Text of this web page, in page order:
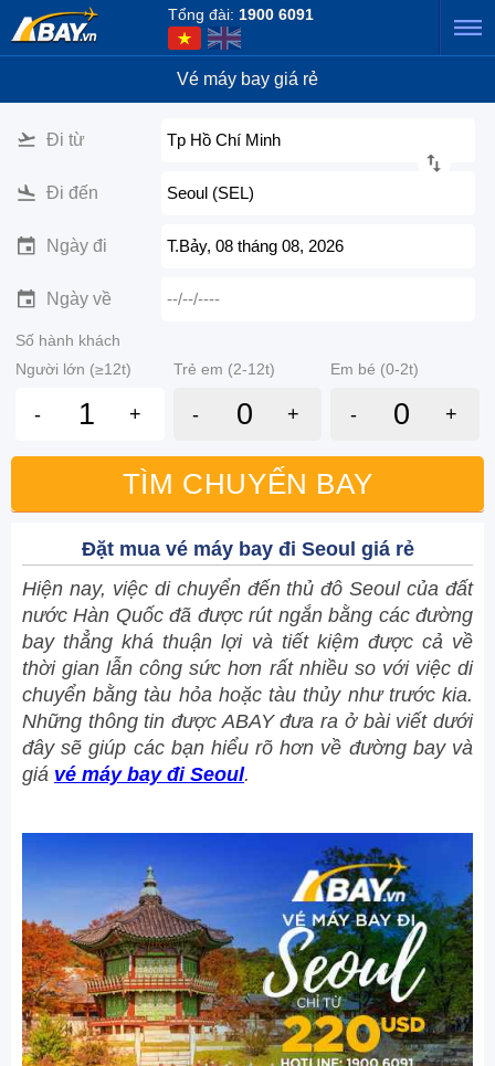
Tổng đài: 1900 6091
Vé máy bay giá rẻ
Đi từ Tp Hồ Chí Minh
Đi đến Seoul (SEL)
Ngày đi T.Bảy, 08 tháng 08, 2026
Ngày về --/--/----
Số hành khách
Người lớn (≥12t)
Trẻ em (2-12t) Em bé (0-2t)
- + - + - +
TÌM CHUYẾN BAY
Đặt mua vé máy bay đi Seoul giá rẻ
Hiện nay, việc di chuyển đến thủ đô Seoul của đất
nước Hàn Quốc đã được rút ngắn bằng các đường
bay thẳng khá thuận lợi và tiết kiệm được cả về
thời gian lẫn công sức hơn rất nhiều so với việc di
chuyển bằng tàu hỏa hoặc tàu thủy như trước kia.
Những thông tin được ABAY đưa ra ở bài viết dưới
đây sẽ giúp các bạn hiểu rõ hơn về đường bay và
giá vé máy bay đi Seoul.